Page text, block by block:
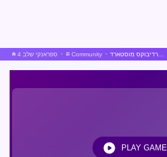
ספראנקי שלב 4 Community
PLAY GAME